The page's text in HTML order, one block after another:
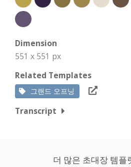
Dimension
551 x 551 px
Related Templates
그랜드 오프닝
Transcript
더 많은 초대장 템플